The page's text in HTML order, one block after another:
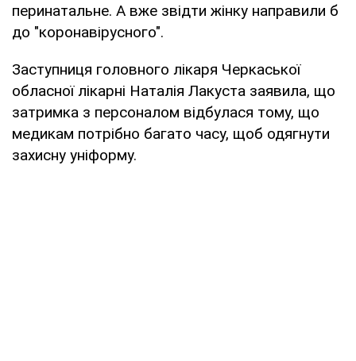
перинатальне. А вже звідти жінку направили б
до "коронавірусного".
Заступниця головного лікаря Черкаської
обласної лікарні Наталія Лакуста заявила, що
затримка з персоналом відбулася тому, що
медикам потрібно багато часу, щоб одягнути
захисну уніформу.